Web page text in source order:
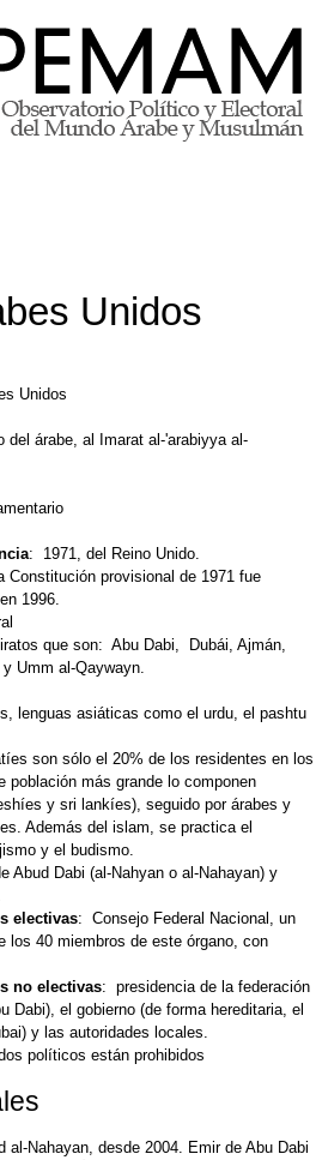
Unidos
Unidos
: 1971, del Reino Unido.
Constitución provisional de 1971 fue
1996.
que son: Abu Dabi, Dubái, Ajmán,
Umm al-Qaywayn.
lenguas asiáticas como el urdu, el pashtu
son sólo el 20% de los residentes en los
población más grande lo componen
y sri lankíes), seguido por árabes y
Además del islam, se practica el
y el budismo.
Abud Dabi (al-Nahyan o al-Nahayan) y
electivas: Consejo Federal Nacional, un
los 40 miembros de este órgano, con
no electivas: presidencia de la federación
Dabi), el gobierno (de forma hereditaria, el
y las autoridades locales.
políticos están prohibidos
al-Nahayan, desde 2004. Emir de Abu Dabi